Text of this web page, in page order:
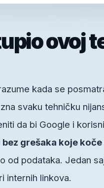
ovoj
kada se
svaku tehničku
da bi Google i
grešaka koje
od podataka. Jedan
internih linkova.